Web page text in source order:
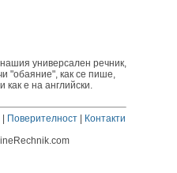
универсален речник,
"обаяние", как се пише,
как е на английски.
Поверителност|
Контакти